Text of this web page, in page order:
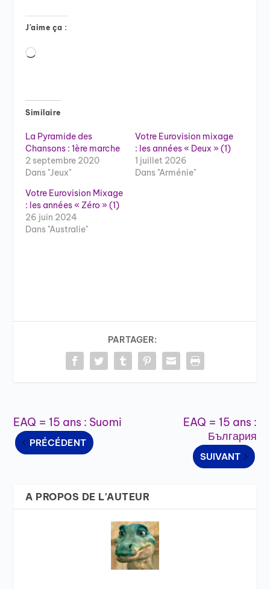
J’aime ça :
Chargement…
Similaire
La Pyramide des
Chansons : 1ère marche
2 septembre 2020
Dans "Jeux"
Votre Eurovision mixage
: les années « Deux » (1)
1 juillet 2026
Dans "Arménie"
Votre Eurovision Mixage
: les années « Zéro » (1)
26 juin 2024
Dans "Australie"
PARTAGER:
EAQ = 15 ans : Suomi
PRÉCÉDENT
EAQ = 15 ans :
България
SUIVANT
A PROPOS DE L'AUTEUR